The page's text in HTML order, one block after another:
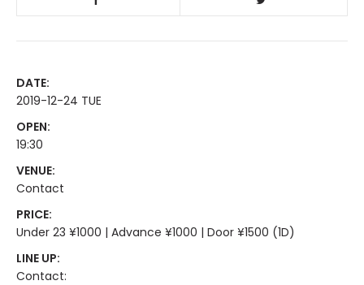
DATE:
2019-12-24 TUE
OPEN:
19:30
VENUE:
Contact
PRICE:
Under 23 ¥1000 | Advance ¥1000 | Door ¥1500 (1D)
LINE UP:
Contact: